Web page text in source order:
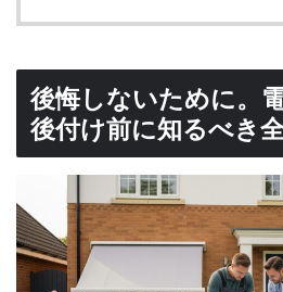
後悔しないために。
後付け前に知るべき